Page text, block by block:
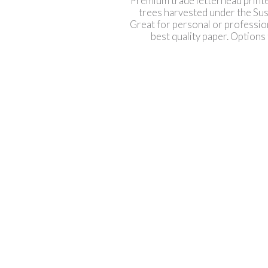
Cartes de Visite
Cartes de Visite Pliées
9AM - 3PM
trees harvested under the
Great for personal or
best quality paper.